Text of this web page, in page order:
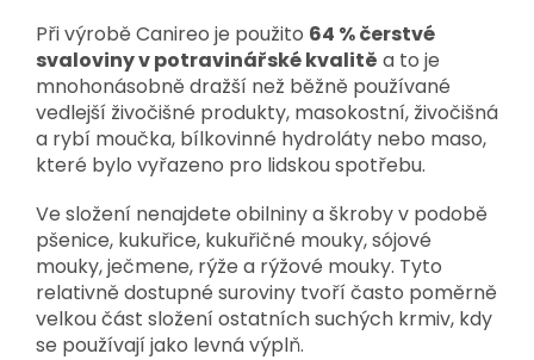
Při výrobě Canireo je použito 64 % čerstvé
svaloviny v potravinářské kvalitě a to je
mnohonásobně dražší než běžně používané
vedlejší živočišné produkty, masokostní, živočišná
a rybí moučka, bílkovinné hydroláty nebo maso,
které bylo vyřazeno pro lidskou spotřebu.
Ve složení nenajdete obilniny a škroby v podobě
pšenice, kukuřice, kukuřičné mouky, sójové
mouky, ječmene, rýže a rýžové mouky. Tyto
relativně dostupné suroviny tvoří často poměrně
velkou část složení ostatních suchých krmiv, kdy
se používají jako levná výplň.